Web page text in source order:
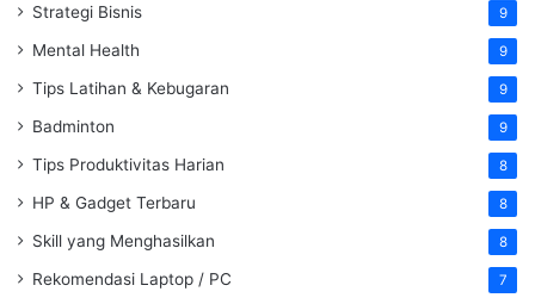
Strategi Bisnis 9
Mental Health 9
Tips Latihan & Kebugaran 9
Badminton 9
Tips Produktivitas Harian 8
HP & Gadget Terbaru 8
Skill yang Menghasilkan 8
Rekomendasi Laptop / PC 7